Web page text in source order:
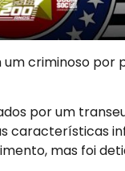
criminoso
por um
características
mas foi